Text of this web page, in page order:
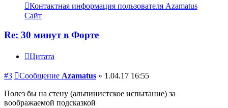
Контактная информация пользователя Azamatus
Сайт
Re: 30 минут в Форте
Цитата
#3 Сообщение Azamatus » 1.04.17 16:55
Полез бы на стену (альпинистское испытание) за
воображаемой подсказкой